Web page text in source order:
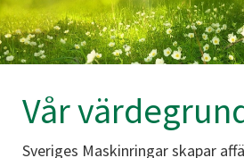
Vår
Sveriges Maskinringar skapar